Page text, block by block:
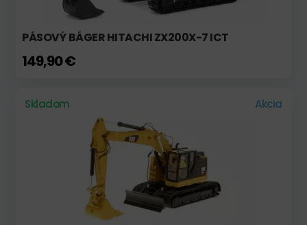
PÁSOVÝ BÁGER HITACHI ZX200X-7 ICT
149,90 €
Skladom Akcia